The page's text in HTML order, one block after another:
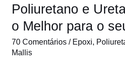
Poliuretano e
o Melhor para o
70 Comentários / Epoxi,
Mallis
Escolha
o
Melhor
para